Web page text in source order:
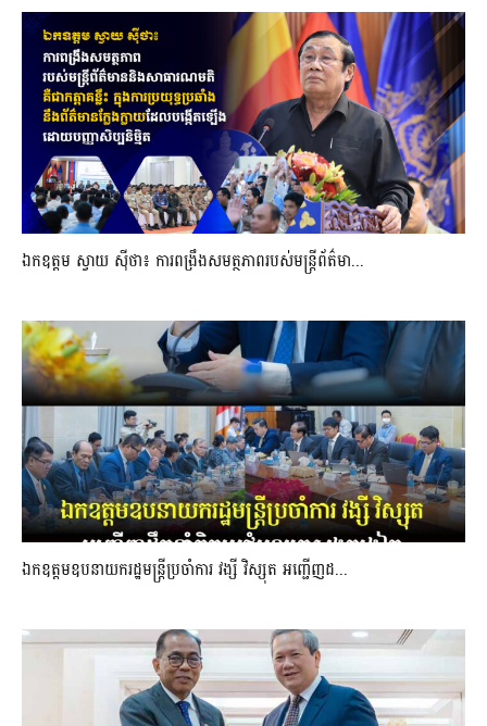
ឯកឧត្តម ស្វាយ ស៊ីថា៖ ការពង្រឹងសមត្ថភាពរបស់មន្ត្រីព័ត៌មា...
ឯកឧត្តមឧបនាយករដ្ឋមន្រ្តីប្រចាំការ វង្សី វិស្សុត អញ្ជើញដ...